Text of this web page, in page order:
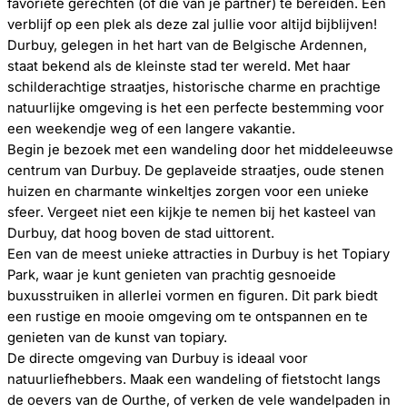
favoriete gerechten (of die van je partner) te bereiden. Een
verblijf op een plek als deze zal jullie voor altijd bijblijven!
Durbuy, gelegen in het hart van de Belgische Ardennen,
staat bekend als de kleinste stad ter wereld. Met haar
schilderachtige straatjes, historische charme en prachtige
natuurlijke omgeving is het een perfecte bestemming voor
een weekendje weg of een langere vakantie.
Begin je bezoek met een wandeling door het middeleeuwse
centrum van Durbuy. De geplaveide straatjes, oude stenen
huizen en charmante winkeltjes zorgen voor een unieke
sfeer. Vergeet niet een kijkje te nemen bij het kasteel van
Durbuy, dat hoog boven de stad uittorent.
Een van de meest unieke attracties in Durbuy is het Topiary
Park, waar je kunt genieten van prachtig gesnoeide
buxusstruiken in allerlei vormen en figuren. Dit park biedt
een rustige en mooie omgeving om te ontspannen en te
genieten van de kunst van topiary.
De directe omgeving van Durbuy is ideaal voor
natuurliefhebbers. Maak een wandeling of fietstocht langs
de oevers van de Ourthe, of verken de vele wandelpaden in